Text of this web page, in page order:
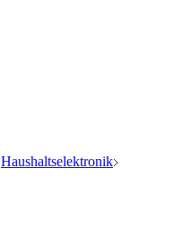
Haushaltselektronik